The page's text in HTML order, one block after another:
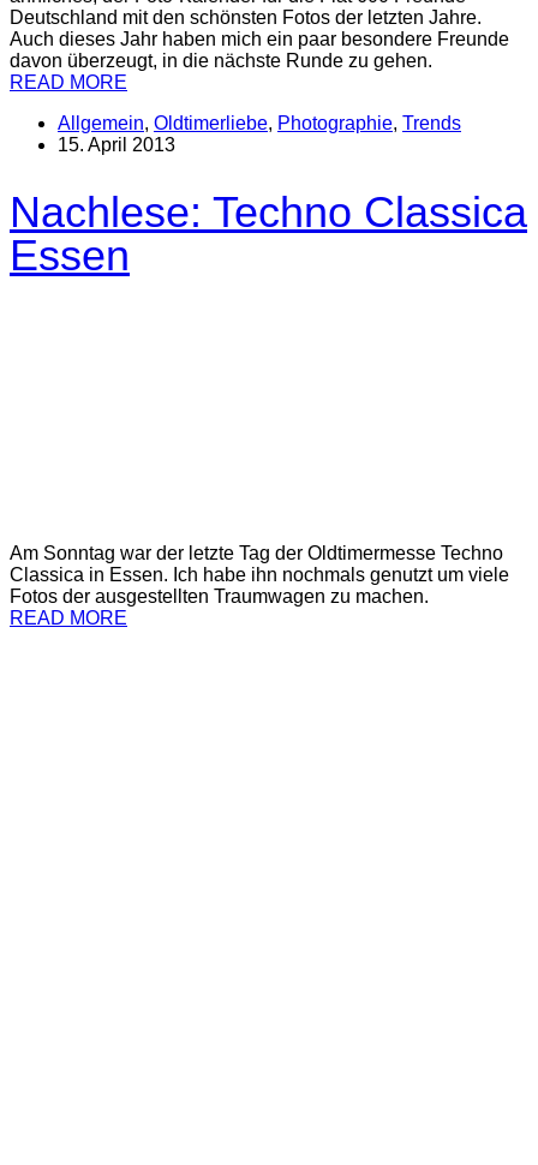
Deutschland mit den schönsten Fotos der letzten Jahre.
Auch dieses Jahr haben mich ein paar besondere Freunde
davon überzeugt, in die nächste Runde zu gehen.
READ MORE
Allgemein, Oldtimerliebe, Photographie, Trends
15. April 2013
Nachlese: Techno Classica
Essen
Am Sonntag war der letzte Tag der Oldtimermesse Techno
Classica in Essen. Ich habe ihn nochmals genutzt um viele
Fotos der ausgestellten Traumwagen zu machen.
READ MORE